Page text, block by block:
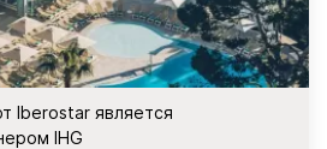
Iberostar является
IHG